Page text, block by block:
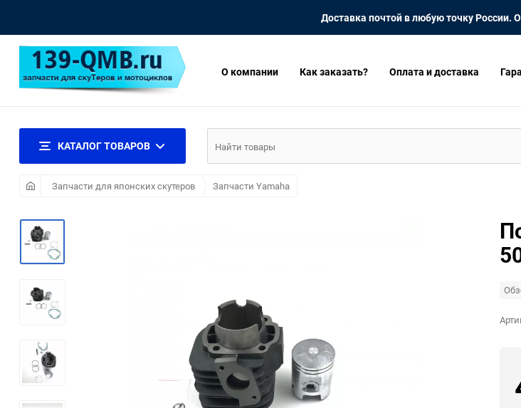
Доставка почтой в любую точку России.
О компании Как заказать? Оплата и доставка
КАТАЛОГ ТОВАРОВ
Запчасти для японских скутеров Запчасти Yamaha